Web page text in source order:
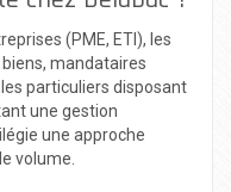
(PME, ETI), les
mandataires
particuliers disposant
une gestion
une approche
volume.